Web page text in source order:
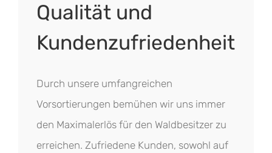
Qualität und
Kundenzufriedenheit
Durch unsere umfangreichen
Vorsortierungen bemühen wir uns immer
den Maximalerlös für den Waldbesitzer zu
erreichen. Zufriedene Kunden, sowohl auf